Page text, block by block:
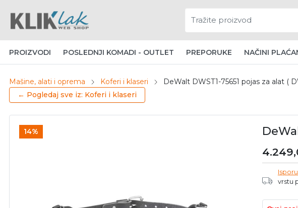
PROIZVODI POSLEDNJI KOMADI - OUTLET PREPORUKE NAČINI
Mašine, alati i oprema Koferi i klaseri
DeWalt DWST1-75651 pojas za alat (
← Pogledaj sve iz: Koferi i klaseri
14%
vrstu